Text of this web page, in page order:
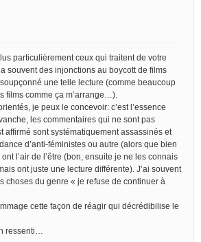
particulièrement ceux qui traitent de votre
souvent des injonctions au boycott de films
une telle lecture (comme beaucoup
films comme ça m’arrange…).
je peux le concevoir: c’est l’essence
les commentaires qui ne sont pas
affirmé sont systématiquement assassinés et
d’anti-féministes ou autre (alors que bien
l’air de l’être (bon, ensuite je ne les connais
ont juste une lecture différente). J’ai souvent
choses du genre « je refuse de continuer à
cette façon de réagir qui décrédibilise le
ressenti…